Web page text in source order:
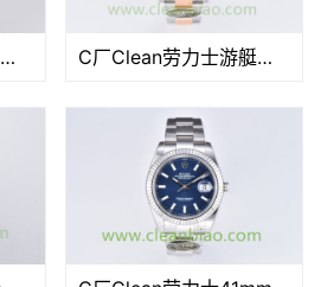
C厂Clean劳力士格林尼治型II系列m126720vtnr-0002左撇子雪碧圈 C厂Clean劳力士游艇名仕型系列m126621-0002间金黑面游艇40mm